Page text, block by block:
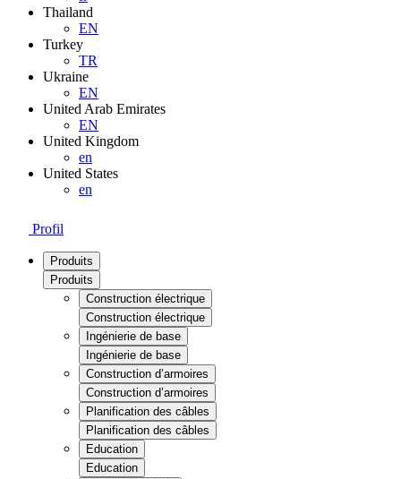
Thailand
EN
Turkey
TR
Ukraine
EN
United Arab Emirates
EN
United Kingdom
en
United States
en
Profil
Produits
Produits
Construction électrique
Construction électrique
Ingénierie de base
Ingénierie de base
Construction d’armoires
Construction d’armoires
Planification des câbles
Planification des câbles
Education
Education